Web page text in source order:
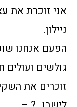
אני זוכרת את
ניילון.
הפעם אנחנו
גולשים ועולים
זוכרים את